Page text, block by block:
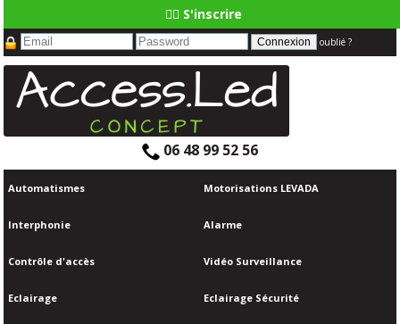
👆🏼 S'inscrire
oublié ?
06 48 99 52 56
Automatismes Motorisations LEVADA
Interphonie Alarme
Contrôle d'accès Vidéo Surveillance
Eclairage Eclairage Sécurité